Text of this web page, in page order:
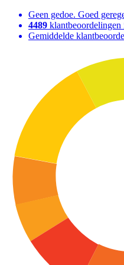
Geen gedoe. Goed
4489 klantbeoordelingen
Gemiddelde